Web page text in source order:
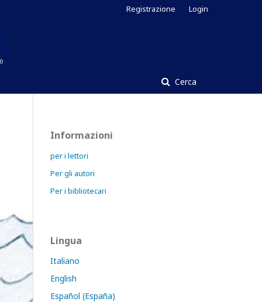
Cerca
Registrazione Login
Informazioni
per i lettori
Per gli autori
Per i bibliotecari
Lingua
Italiano
English
Español (España)